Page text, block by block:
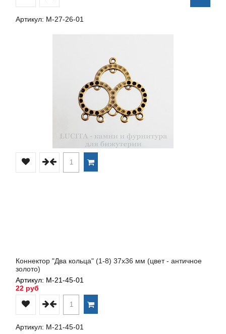
Артикул: М-27-26-01
Коннектор "Два кольца" (1-8) 37х36 мм (цвет - античное
золото)
Артикул: М-21-45-01
22 руб
Артикул: М-21-45-01